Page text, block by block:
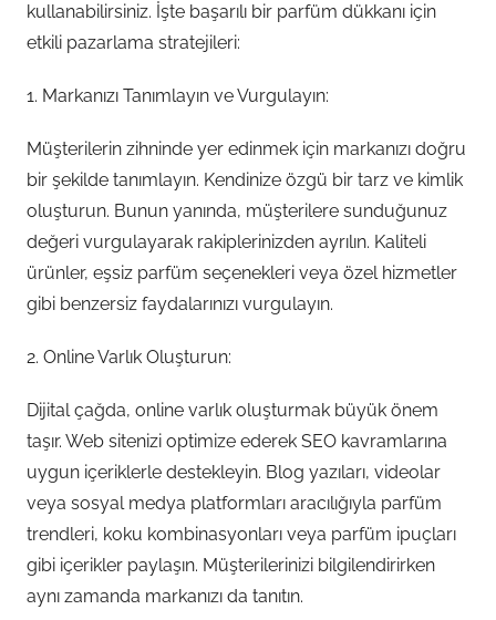
kullanabilirsiniz. İşte başarılı bir parfüm dükkanı için
etkili pazarlama stratejileri:
1. Markanızı Tanımlayın ve Vurgulayın:
Müşterilerin zihninde yer edinmek için markanızı doğru
bir şekilde tanımlayın. Kendinize özgü bir tarz ve kimlik
oluşturun. Bunun yanında, müşterilere sunduğunuz
değeri vurgulayarak rakiplerinizden ayrılın. Kaliteli
ürünler, eşsiz parfüm seçenekleri veya özel hizmetler
gibi benzersiz faydalarınızı vurgulayın.
2. Online Varlık Oluşturun:
Dijital çağda, online varlık oluşturmak büyük önem
taşır. Web sitenizi optimize ederek SEO kavramlarına
uygun içeriklerle destekleyin. Blog yazıları, videolar
veya sosyal medya platformları aracılığıyla parfüm
trendleri, koku kombinasyonları veya parfüm ipuçları
gibi içerikler paylaşın. Müşterilerinizi bilgilendirirken
aynı zamanda markanızı da tanıtın.